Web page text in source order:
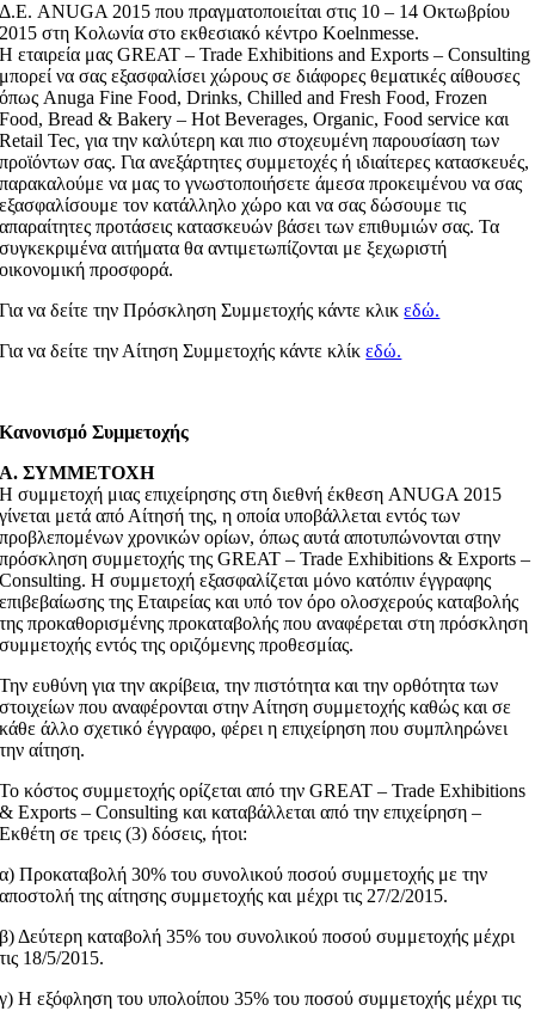
Δ.Ε. ANUGA 2015 που πραγματοποιείται στις 10 – 14 Οκτωβρίου
2015 στη Κολωνία στο εκθεσιακό κέντρο Koelnmesse.
Η εταιρεία μας GREAT – Trade Exhibitions and Exports – Consulting
μπορεί να σας εξασφαλίσει χώρους σε διάφορες θεματικές αίθουσες
όπως Anuga Fine Food, Drinks, Chilled and Fresh Food, Frozen
Food, Bread & Bakery – Hot Beverages, Organic, Food service και
Retail Tec, για την καλύτερη και πιο στοχευμένη παρουσίαση των
προϊόντων σας. Για ανεξάρτητες συμμετοχές ή ιδιαίτερες κατασκευές,
παρακαλούμε να μας το γνωστοποιήσετε άμεσα προκειμένου να σας
εξασφαλίσουμε τον κατάλληλο χώρο και να σας δώσουμε τις
απαραίτητες προτάσεις κατασκευών βάσει των επιθυμιών σας. Τα
συγκεκριμένα αιτήματα θα αντιμετωπίζονται με ξεχωριστή
οικονομική προσφορά.
Για να δείτε την Πρόσκληση Συμμετοχής κάντε κλικεδώ.
Για να δείτε την Αίτηση Συμμετοχής κάντε κλίκεδώ.
Κανονισμό Συμμετοχής
Α. ΣΥΜΜΕΤΟΧΗ
Η συμμετοχή μιας επιχείρησης στη διεθνή έκθεση ANUGA 2015
γίνεται μετά από Αίτησή της, η οποία υποβάλλεται εντός των
προβλεπομένων χρονικών ορίων, όπως αυτά αποτυπώνονται στην
πρόσκληση συμμετοχής της GREAT – Trade Exhibitions & Exports –
Consulting. Η συμμετοχή εξασφαλίζεται μόνο κατόπιν έγγραφης
επιβεβαίωσης της Εταιρείας και υπό τον όρο ολοσχερούς καταβολής
της προκαθορισμένης προκαταβολής που αναφέρεται στη πρόσκληση
συμμετοχής εντός της οριζόμενης προθεσμίας.
Την ευθύνη για την ακρίβεια, την πιστότητα και την ορθότητα των
στοιχείων που αναφέρονται στην Αίτηση συμμετοχής καθώς και σε
κάθε άλλο σχετικό έγγραφο, φέρει η επιχείρηση που συμπληρώνει
την αίτηση.
Το κόστος συμμετοχής ορίζεται από την GREAT – Trade Exhibitions
& Exports – Consulting και καταβάλλεται από την επιχείρηση –
Εκθέτη σε τρεις (3) δόσεις, ήτοι:
α) Προκαταβολή 30% του συνολικού ποσού συμμετοχής με την
αποστολή της αίτησης συμμετοχής και μέχρι τις 27/2/2015.
β) Δεύτερη καταβολή 35% του συνολικού ποσού συμμετοχής μέχρι
τις 18/5/2015.
γ) Η εξόφληση του υπολοίπου 35% του ποσού συμμετοχής μέχρι τις